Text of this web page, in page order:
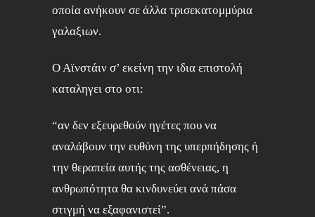
οποία ανήκουν σε άλλα τρισεκατομμύρια
γαλαξιων.
Ο Αϊνστάιν σ’ εκείνη την ιδια επιστολή
καταληγει στο οτι:
“αν δεν εξευρεθούν ηγέτες που να
αναλάβουν την ευθύνη της υπερπήδησης ή
την θεραπεία αυτής της ασθένειας, η
ανθρωπότητα θα κινδυνεύει ανά πάσα
στιγμή να εξαφανιστεί”.